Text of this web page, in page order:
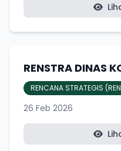
RENSTRA DINAS
RENCANA STRATEGIS
26 Feb 2026